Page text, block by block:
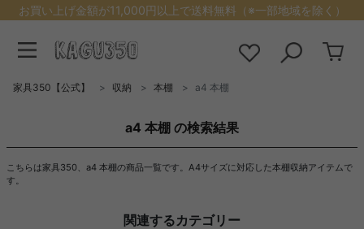
お買い上げ金額が11,000円以上で送料無料（※一部地域を除く）
家具350【公式】 収納 本棚 a4 本棚
a4 本棚 の検索結果
こちらは家具350、a4 本棚の商品一覧です。A4サイズに対応した本棚収納アイテムで
す。
関連するカテゴリー